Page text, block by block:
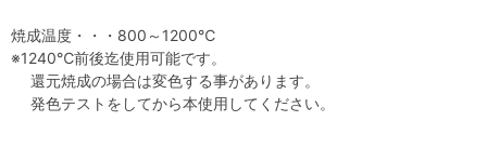
焼成温度・・・800～1200℃
※1240℃前後迄使用可能です。
還元焼成の場合は変色する事があります。
発色テストをしてから本使用してください。